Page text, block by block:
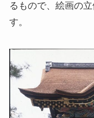
るもので、絵画の
す。